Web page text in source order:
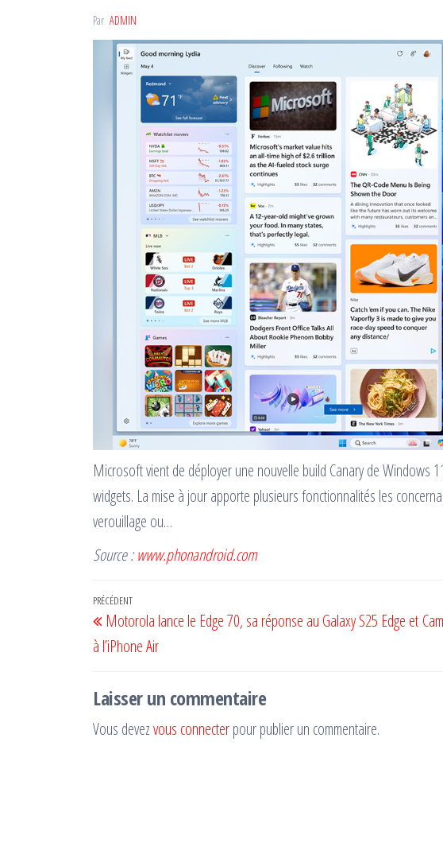
Par ADMIN
Microsoft vient de déployer une nouvelle build Canary de Windows
widgets. La mise à jour apporte plusieurs fonctionnalités les
verouillage ou…
Source :www.phonandroid.com
Navigation
de
l’article
Article
précédent
PRÉCÉDENT
Motorola lance le Edge 70, sa réponse au Galaxy S25 Edge et
à l’iPhone Air
Laisser un commentaire
Vous devezvous connecterpour publier un commentaire.